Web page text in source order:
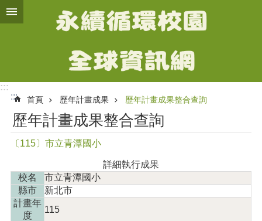
跳到主要內容區塊
畫
簡
介
智
慧
化
氣
:::
:::
首頁 歷年計畫成果 歷年計畫成果整合查詢
歷年計畫成果整合查詢
〔115〕市立青潭國小
詳細執行成果
校名
市立青潭國小
縣市
新北市
計畫年
度
115